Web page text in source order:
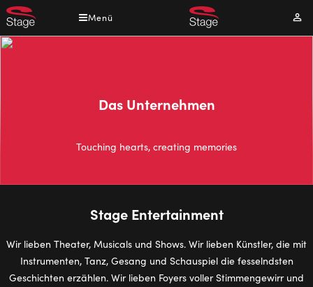
Direkt
zum
Inhalt
Menü
Das Unternehmen
Touching hearts, creating memories
Stage Entertainment
Wir lieben Theater, Musicals und Shows. Wir lieben Künstler, die mit
Instrumenten, Tanz, Gesang und Schauspiel die fesselndsten
Geschichten erzählen. Wir lieben Foyers voller Stimmengewirr und